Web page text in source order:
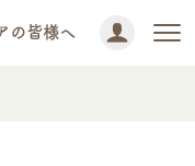
の皆様へ